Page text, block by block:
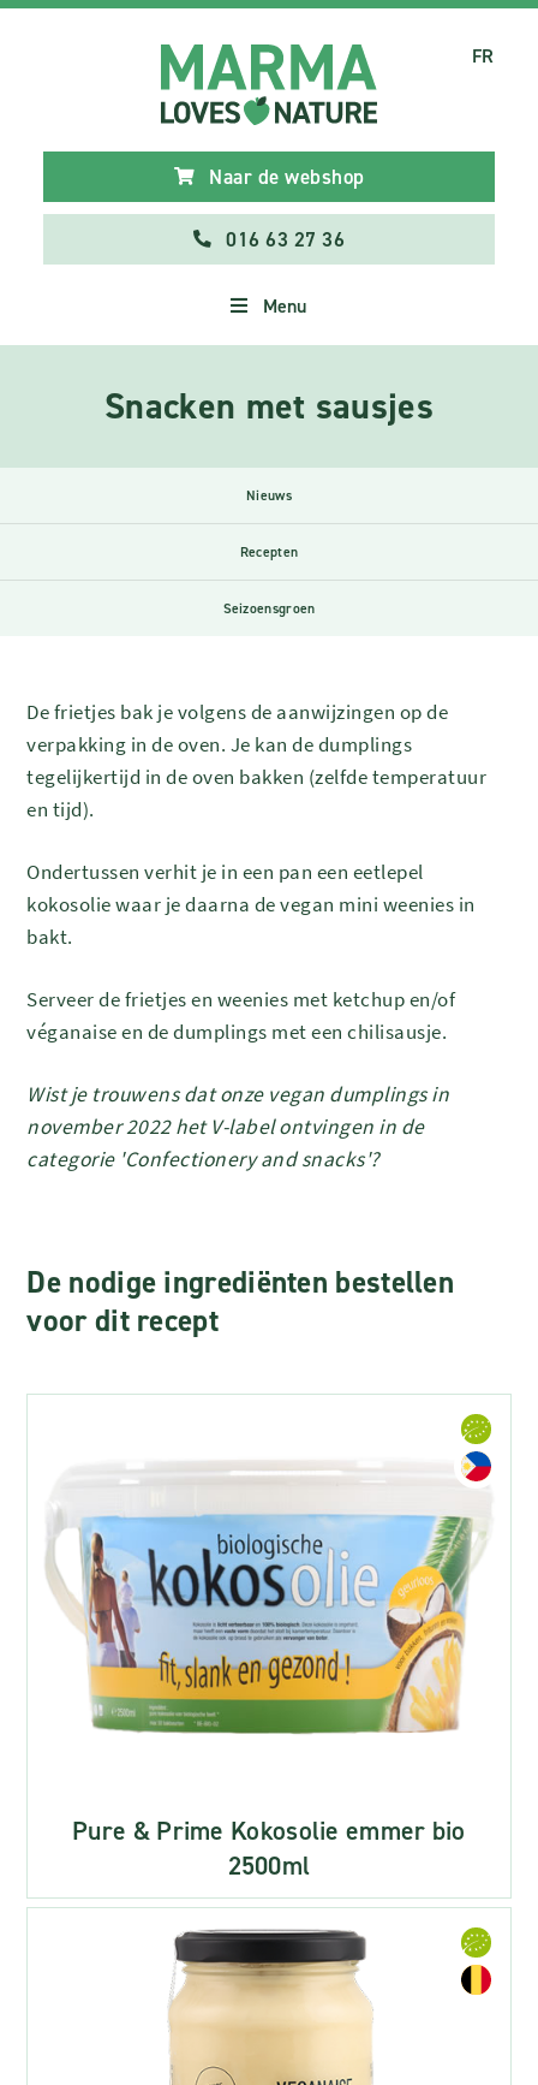
Naar de webshop
016 63 27 36
Menu
FR
Snacken met sausjes
Nieuws
Recepten
Seizoensgroen
De frietjes bak je volgens de aanwijzingen op de
verpakking in de oven. Je kan de dumplings
tegelijkertijd in de oven bakken (zelfde temperatuur
en tijd).
Ondertussen verhit je in een pan een eetlepel
kokosolie waar je daarna de vegan mini weenies in
bakt.
Serveer de frietjes en weenies met ketchup en/of
véganaise en de dumplings met een chilisausje.
Wist je trouwens dat onze vegan dumplings in
november 2022 het V-label ontvingen in de
categorie 'Confectionery and snacks'?
De nodige ingrediënten bestellen
voor dit recept
Pure & Prime Kokosolie emmer bio
2500ml